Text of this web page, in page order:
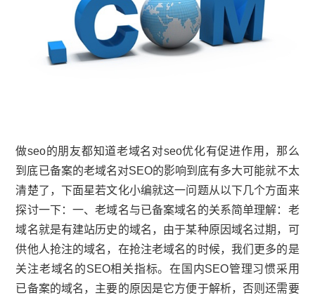
做seo的朋友都知道老域名对seo优化有促进作用，那么
到底已备案的老域名对SEO的影响到底有多大可能就不太
清楚了，下面星若文化小编就这一问题从以下几个方面来
探讨一下：一、老域名与已备案域名的关系简单理解：老
域名就是有建站历史的域名，由于某种原因域名过期，可
供他人抢注的域名，在抢注老域名的时候，我们更多的是
关注老域名的SEO相关指标。在国内SEO管理习惯采用
已备案的域名，主要的原因是它方便于解析，否则还需要